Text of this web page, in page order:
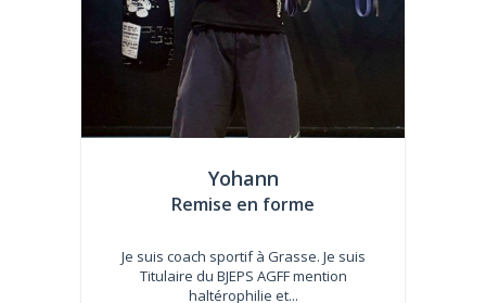
Yohann
Remise en forme
Je suis coach sportif à Grasse. Je suis
Titulaire du BJEPS AGFF mention
haltérophilie et...